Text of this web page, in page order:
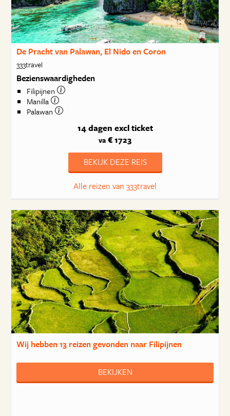
De Pracht van Palawan, El Nido en Coron
333travel
Bezienswaardigheden
Filipijnen
Manilla
Palawan
14 dagen excl ticket
va € 1723
BEKIJK DEZE REIS
Alle reizen van 333travel
Wij hebben13 reizengevonden naar Filipijnen
BEKIJKEN